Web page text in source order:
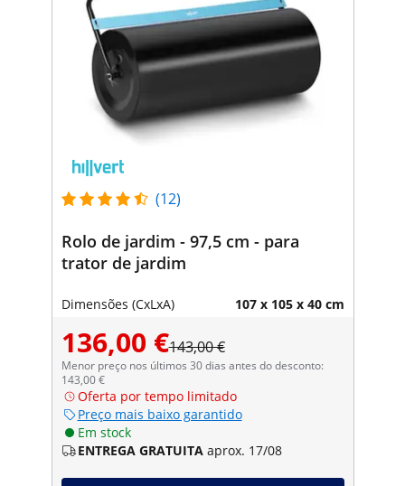
(12)
Rolo de jardim - 97,5 cm - para
trator de jardim
Dimensões (CxLxA) 107 x 105 x 40 cm
136,00 €143,00 €
Menor preço nos últimos 30 dias antes do desconto:
143,00 €
Oferta por tempo limitado
Preço mais baixo garantido
Em stock
ENTREGA GRATUITA aprox. 17/08